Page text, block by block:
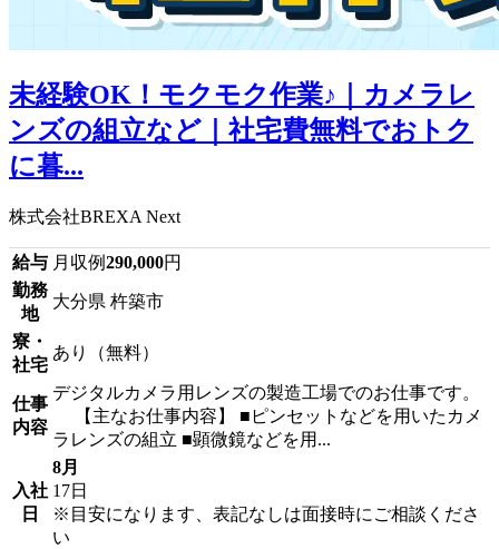
未経験OK！モクモク作業♪｜カメラレ
ンズの組立など｜社宅費無料でおトク
に暮...
株式会社BREXA Next
給与 月収例290,000円
勤務
地
大分県 杵築市
寮・
社宅
あり（無料）
仕事
内容
デジタルカメラ用レンズの製造工場でのお仕事です。
【主なお仕事内容】 ■ピンセットなどを用いたカメ
ラレンズの組立 ■顕微鏡などを用...
入社
日
8月
17日
※目安になります、表記なしは面接時にご相談くださ
い